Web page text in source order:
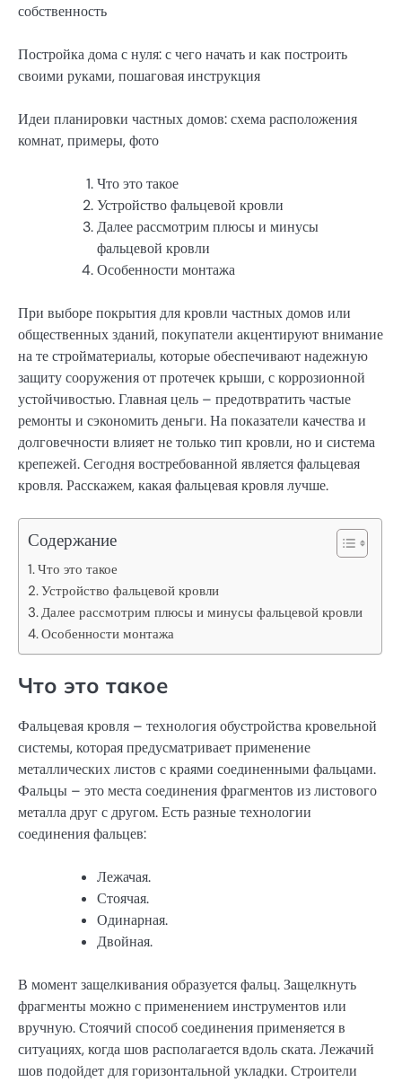
собственность
Постройка дома с нуля: с чего начать и как построить
своими руками, пошаговая инструкция
Идеи планировки частных домов: схема расположения
комнат, примеры, фото
Что это такое
Устройство фальцевой кровли
Далее рассмотрим плюсы и минусы
фальцевой кровли
Особенности монтажа
При выборе покрытия для кровли частных домов или
общественных зданий, покупатели акцентируют внимание
на те стройматериалы, которые обеспечивают надежную
защиту сооружения от протечек крыши, с коррозионной
устойчивостью. Главная цель – предотвратить частые
ремонты и сэкономить деньги. На показатели качества и
долговечности влияет не только тип кровли, но и система
крепежей. Сегодня востребованной является фальцевая
кровля. Расскажем, какая фальцевая кровля лучше.
Содержание
Что это такое
Устройство фальцевой кровли
Далее рассмотрим плюсы и минусы фальцевой кровли
Особенности монтажа
Что это такое
Фальцевая кровля – технология обустройства кровельной
системы, которая предусматривает применение
металлических листов с краями соединенными фальцами.
Фальцы – это места соединения фрагментов из листового
металла друг с другом. Есть разные технологии
соединения фальцев:
Лежачая.
Стоячая.
Одинарная.
Двойная.
В момент защелкивания образуется фальц. Защелкнуть
фрагменты можно с применением инструментов или
вручную. Стоячий способ соединения применяется в
ситуациях, когда шов располагается вдоль ската. Лежачий
шов подойдет для горизонтальной укладки. Строители